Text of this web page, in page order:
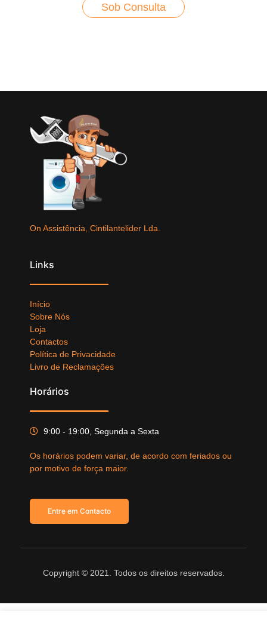
Sob Consulta
On Assistência, Cintilantelider Lda.
Links
Início
Sobre Nós
Loja
Contactos
Política de Privacidade
Livro de Reclamações
Horários
9:00 - 19:00, Segunda a Sexta
Os horários podem variar, de acordo com feriados ou
por motivo de força maior.
Entre em Contacto
Copyright © 2021. Todos os direitos reservados.